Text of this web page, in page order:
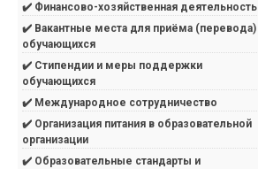
✔️ Финансово-хозяйственная деятельность
✔️ Вакантные места для приёма (перевода)
обучающихся
✔️ Стипендии и меры поддержки
обучающихся
✔️ Международное сотрудничество
✔️ Организация питания в образовательной
организации
✔️ Образовательные стандарты и